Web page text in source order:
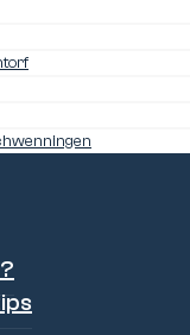
maar toch
opslagruimtes
met een